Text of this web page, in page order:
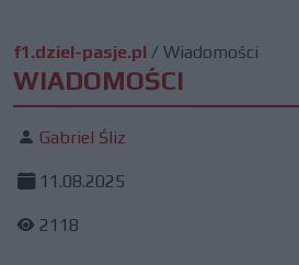
f1.dziel-pasje.pl / Wiadomości
WIADOMOŚCI
Gabriel Śliz
11.08.2025
2118